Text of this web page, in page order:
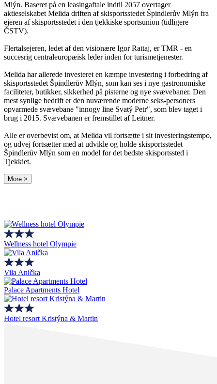
Mlýn. Baseret på en leasingaftale indtil 2057 overtager
aktieselskabet Melida driften af ​​skisportsstedet Špindlerův Mlýn fra
ejeren af ​​skisportsstedet i den tjekkiske sportsunion (tidligere
ČSTV).
Flertalsejeren, ledet af den visionære Igor Rattaj, er TMR - en
succesrig centraleuropæisk leder inden for turismetjenester.
Melida har allerede investeret en kæmpe investering i forbedring af
skisportsstedet Špindlerův Mlýn, som kan ses i nye gastronomiske
faciliteter, butikker, sikkerhed på pisterne og nye svævebaner. Den
mest synlige bedrift er den nuværende moderne seks-personers
opvarmede svævebane "innogy line Svatý Petr", som blev taget i
brug i 2015. Svævebanen er fremstillet af Leitner.
Alle er overbevist om, at Melida vil fortsætte i sit investeringstempo,
og udvej fortsætter med at udvikle og holde skisportsstedet
Špindlerův Mlýn som en model for det bedste skisportssted i
Tjekkiet.
More >
Wellness hotel Olympie
Vila Anička
Palace Apartments Hotel
Hotel resort Kristýna & Martin